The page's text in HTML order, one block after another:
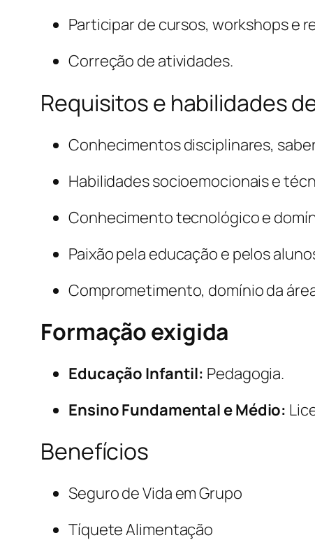
Participar de cursos, workshops e
Correção de atividades.
Requisitos e habilidades
Conhecimentos disciplinares,
Habilidades socioemocionais e
Conhecimento tecnológico e
Paixão pela educação e pelos
Comprometimento, domínio da
Formação exigida
Educação Infantil: Pedagogia.
Ensino Fundamental e Médio:
Benefícios
Seguro de Vida em Grupo
Tíquete Alimentação